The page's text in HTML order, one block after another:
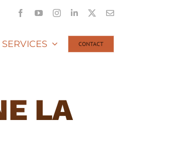
FacebookYouTubeInstagramLinkedIn Email
SERVICES CONTACT
LA